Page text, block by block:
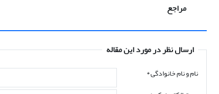
مراجع
ارسال نظر در مورد این مقاله
نام و نام خانوادگی*